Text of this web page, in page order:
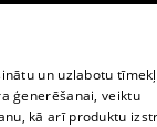
un uzlabotu
ģenerēšanai, veiktu
kā arī produktu